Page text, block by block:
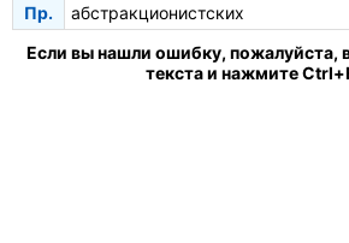
Пр.
абстракционистских
Если вы нашли ошибку, пожалуйста,
текста и нажмите